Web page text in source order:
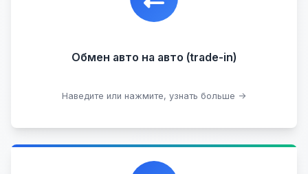
Обмен авто на авто (trade-in)
Наведите или нажмите, узнать больше →
подходящий вариант.
Подобрать авто
Честная и профессиональная экспертиза, реклама,